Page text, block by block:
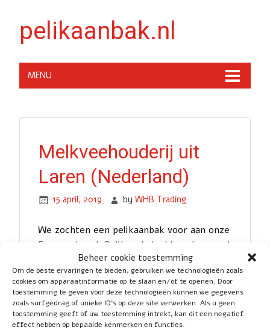
Beheer cookie toestemming
Om de beste ervaringen te bieden, gebruiken we technologieën zoals
cookies om apparaatinformatie op te slaan en/of te openen. Door
toestemming te geven voor deze technologieën kunnen we gegevens
zoals surfgedrag of unieke ID's op deze site verwerken. Als u geen
toestemming geeft of uw toestemming intrekt, kan dit een negatief
effect hebben op bepaalde kenmerken en functies.
pelikaanbak.nl
MENU
Melkveehouderij uit
Laren (Nederland)
15 april, 2019 byWHB Trading
We zochten een pelikaanbak voor aan onze
Everun shovel. Pelikaanbak.nl kon deze snel